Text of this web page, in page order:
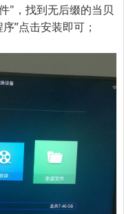
" ，找到无后缀的当贝
”点击安装即可；